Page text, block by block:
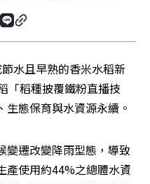
水且早熟的香米水稻新
「稻種披覆鐵粉直播技
態保育與水資源永續。
變遷改變降雨型態，導致
產使用約44%之總體水資